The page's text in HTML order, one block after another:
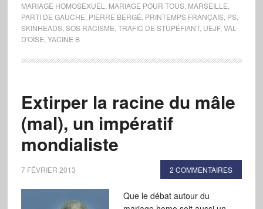
MARIAGE HOMOSEXUEL
MARIAGE POUR TOUS, MARSEILLE
PARTI DE GAUCHE PIERRE BERGÉ PRINTEMPS FRANÇAIS, PS,
SKINHEADS, SOS RACISME TRAFIC DE STUPÉFIANT, UEJF, VAL-
D'OISE YACINE B
Extirper la racine du mâle
(mal), un impératif
mondialiste
7 FÉVRIER 2013 2 COMMENTAIRES
Que le débat autour du